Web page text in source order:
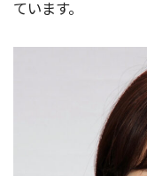
ています。